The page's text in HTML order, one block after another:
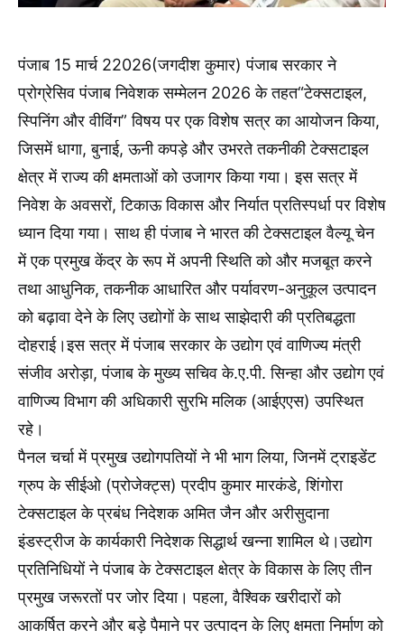
पंजाब 15 मार्च 22026(जगदीश कुमार) पंजाब सरकार ने
प्रोग्रेसिव पंजाब निवेशक सम्मेलन 2026 के तहत“टेक्सटाइल,
स्पिनिंग और वीविंग” विषय पर एक विशेष सत्र का आयोजन किया,
जिसमें धागा, बुनाई, ऊनी कपड़े और उभरते तकनीकी टेक्सटाइल
क्षेत्र में राज्य की क्षमताओं को उजागर किया गया। इस सत्र में
निवेश के अवसरों, टिकाऊ विकास और निर्यात प्रतिस्पर्धा पर विशेष
ध्यान दिया गया। साथ ही पंजाब ने भारत की टेक्सटाइल वैल्यू चेन
में एक प्रमुख केंद्र के रूप में अपनी स्थिति को और मजबूत करने
तथा आधुनिक, तकनीक आधारित और पर्यावरण-अनुकूल उत्पादन
को बढ़ावा देने के लिए उद्योगों के साथ साझेदारी की प्रतिबद्धता
दोहराई।इस सत्र में पंजाब सरकार के उद्योग एवं वाणिज्य मंत्री
संजीव अरोड़ा, पंजाब के मुख्य सचिव के.ए.पी. सिन्हा और उद्योग एवं
वाणिज्य विभाग की अधिकारी सुरभि मलिक (आईएएस) उपस्थित
रहे।
पैनल चर्चा में प्रमुख उद्योगपतियों ने भी भाग लिया, जिनमें ट्राइडेंट
ग्रुप के सीईओ (प्रोजेक्ट्स) प्रदीप कुमार मारकंडे, शिंगोरा
टेक्सटाइल के प्रबंध निदेशक अमित जैन और अरीसुदाना
इंडस्ट्रीज के कार्यकारी निदेशक सिद्धार्थ खन्ना शामिल थे।उद्योग
प्रतिनिधियों ने पंजाब के टेक्सटाइल क्षेत्र के विकास के लिए तीन
प्रमुख जरूरतों पर जोर दिया। पहला, वैश्विक खरीदारों को
आकर्षित करने और बड़े पैमाने पर उत्पादन के लिए क्षमता निर्माण को